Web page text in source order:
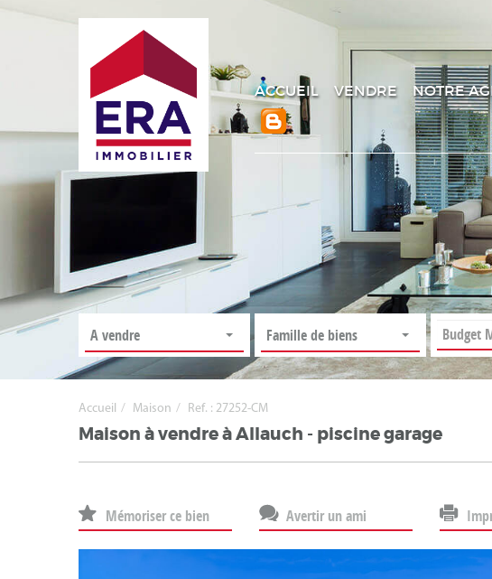
ACCUEIL VENDRE NOTRE
A vendre Famille de biens
Accueil Maison Ref. : 27252-CM
Maison à vendre à Allauch - piscine garage
Mémoriser ce bien Avertir un ami